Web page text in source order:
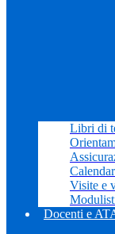
Libri di
Visite e
Docenti e